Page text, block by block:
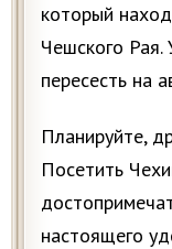
который
Чешского Рая.
пересесть на
Планируйте,
Посетить
настоящего